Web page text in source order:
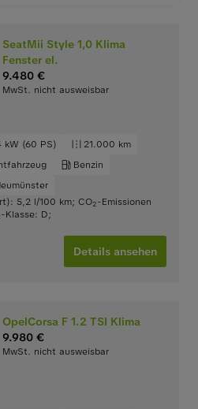
SeatMii Style 1,0 Klima
Fenster el.
9.480 €
MwSt. nicht ausweisbar
kW (60 PS)
21.000 km
Benzin
5,2 l/100 km; CO2-Emissionen
-Klasse: D;
Details ansehen
OpelCorsa F 1.2 TSI Klima
9.980 €
MwSt. nicht ausweisbar